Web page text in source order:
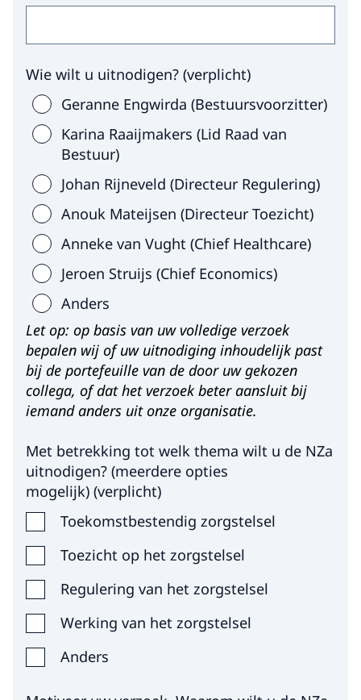
Wie wilt u uitnodigen? (verplicht)
Geranne Engwirda (Bestuursvoorzitter)
Karina Raaijmakers (Lid Raad van
Bestuur)
Johan Rijneveld (Directeur Regulering)
Anouk Mateijsen (Directeur Toezicht)
Anneke van Vught (Chief Healthcare)
Jeroen Struijs (Chief Economics)
Anders
Let op: op basis van uw volledige verzoek
bepalen wij of uw uitnodiging inhoudelijk past
bij de portefeuille van de door uw gekozen
collega, of dat het verzoek beter aansluit bij
iemand anders uit onze organisatie.
Met betrekking tot welk thema wilt u de NZa
uitnodigen? (meerdere opties
mogelijk) (verplicht)
Toekomstbestendig zorgstelsel
Toezicht op het zorgstelsel
Regulering van het zorgstelsel
Werking van het zorgstelsel
Anders